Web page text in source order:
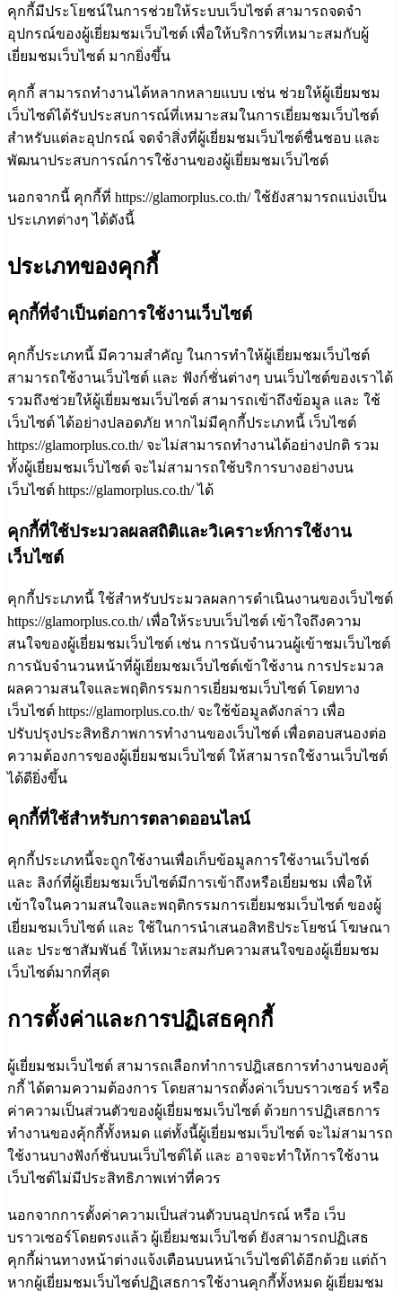
คุกกี้มีประโยชน์ในการช่วยให้ระบบเว็บไซต์ สามารถจดจำ
อุปกรณ์ของผู้เยี่ยมชมเว็บไซต์ เพื่อให้บริการที่เหมาะสมกับผู้
เยี่ยมชมเว็บไซต์ มากยิ่งขึ้น
คุกกี้ สามารถทำงานได้หลากหลายแบบ เช่น ช่วยให้ผู้เยี่ยมชม
เว็บไซต์ได้รับประสบการณ์ที่เหมาะสมในการเยี่ยมชมเว็บไซต์
สำหรับแต่ละอุปกรณ์ จดจำสิ่งที่ผู้เยี่ยมชมเว็บไซต์ชื่นชอบ และ
พัฒนาประสบการณ์การใช้งานของผู้เยี่ยมชมเว็บไซต์
นอกจากนี้ คุกกี้ที่ https://glamorplus.co.th/ ใช้ยังสามารถแบ่งเป็น
ประเภทต่างๆ ได้ดังนี้
ประเภทของคุกกี้
คุกกี้ที่จำเป็นต่อการใช้งานเว็บไซต์
คุกกี้ประเภทนี้ มีความสำคัญ ในการทำให้ผู้เยี่ยมชมเว็บไซต์
สามารถใช้งานเว็บไซต์ และ ฟังก์ชั่นต่างๆ บนเว็บไซต์ของเราได้
รวมถึงช่วยให้ผู้เยี่ยมชมเว็บไซต์ สามารถเข้าถึงข้อมูล และ ใช้
เว็บไซต์ ได้อย่างปลอดภัย หากไม่มีคุกกี้ประเภทนี้ เว็บไซต์
https://glamorplus.co.th/ จะไม่สามารถทำงานได้อย่างปกติ รวม
ทั้งผู้เยี่ยมชมเว็บไซต์ จะไม่สามารถใช้บริการบางอย่างบน
เว็บไซต์ https://glamorplus.co.th/ ได้
คุกกี้ที่ใช้ประมวลผลสถิติและวิเคราะห์การใช้งาน
เว็บไซต์
คุกกี้ประเภทนี้ ใช้สำหรับประมวลผลการดำเนินงานของเว็บไซต์
https://glamorplus.co.th/ เพื่อให้ระบบเว็บไซต์ เข้าใจถึงความ
สนใจของผู้เยี่ยมชมเว็บไซต์ เช่น การนับจำนวนผู้เข้าชมเว็บไซต์
การนับจำนวนหน้าที่ผู้เยี่ยมชมเว็บไซต์เข้าใช้งาน การประมวล
ผลความสนใจและพฤติกรรมการเยี่ยมชมเว็บไซต์ โดยทาง
เว็บไซต์ https://glamorplus.co.th/ จะใช้ข้อมูลดังกล่าว เพื่อ
ปรับปรุงประสิทธิภาพการทำงานของเว็บไซต์ เพื่อตอบสนองต่อ
ความต้องการของผู้เยี่ยมชมเว็บไซต์ ให้สามารถใช้งานเว็บไซต์
ได้ดียิ่งขึ้น
คุกกี้ที่ใช้สำหรับการตลาดออนไลน์
คุกกี้ประเภทนี้จะถูกใช้งานเพื่อเก็บข้อมูลการใช้งานเว็บไซต์
และ ลิงก์ที่ผู้เยี่ยมชมเว็บไซต์มีการเข้าถึงหรือเยี่ยมชม เพื่อให้
เข้าใจในความสนใจและพฤติกรรมการเยี่ยมชมเว็บไซต์ ของผู้
เยี่ยมชมเว็บไซต์ และ ใช้ในการนำเสนอสิทธิประโยชน์ โฆษณา
และ ประชาสัมพันธ์ ให้เหมาะสมกับความสนใจของผู้เยี่ยมชม
เว็บไซต์มากที่สุด
การตั้งค่าและการปฏิเสธคุกกี้
ผู้เยี่ยมชมเว็บไซต์ สามารถเลือกทำการปฎิเสธการทำงานของคุ้
กกี้ ได้ตามความต้องการ โดยสามารถตั้งค่าเว็บบราวเซอร์ หรือ
ค่าความเป็นส่วนตัวของผู้เยี่ยมชมเว็บไซต์ ด้วยการปฏิเสธการ
ทำงานของคุ้กกี้ทั้งหมด แต่ทั้งนี้ผู้เยี่ยมชมเว็บไซต์ จะไม่สามารถ
ใช้งานบางฟังก์ชั่นบนเว็บไซต์ได้ และ อาจจะทำให้การใช้งาน
เว็บไซต์ไม่มีประสิทธิภาพเท่าที่ควร
นอกจากการตั้งค่าความเป็นส่วนตัวบนอุปกรณ์ หรือ เว็บ
บราวเซอร์โดยตรงแล้ว ผู้เยี่ยมชมเว็บไซต์ ยังสามารถปฏิเสธ
คุกกี้ผ่านทางหน้าต่างแจ้งเตือนบนหน้าเว็บไซต์ได้อีกด้วย แต่ถ้า
หากผู้เยี่ยมชมเว็บไซต์ปฏิเสธการใช้งานคุกกี้ทั้งหมด ผู้เยี่ยมชม